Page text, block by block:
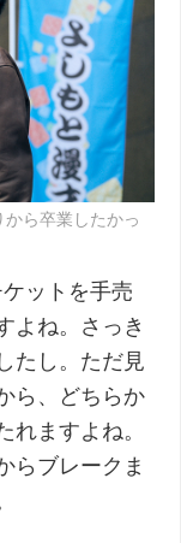
ら卒業したかっ
ットを手売
よね。さっき
たし。ただ見
ら、どちらか
れますよね。
らブレークま